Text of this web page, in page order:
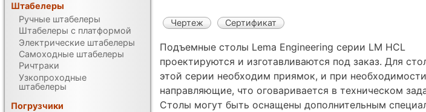
Чертеж Сертификат
Подъемные столы Lema Engineering серии LM HCL
проектируются и изготавливаются под заказ. Для
этой серии необходим приямок, и при необходимости
направляющие, что оговаривается в техническом
Столы могут быть оснащены дополнительным
Штабелеры
Ручные штабелеры
Штабелеры с платформой
Электрические штабелеры
Самоходные штабелеры
Ричтраки
Узкопроходные
штабелеры
Погрузчики